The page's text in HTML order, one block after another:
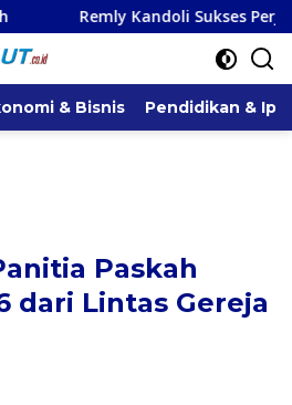
Sukses Perjuangkan Perbaikan
& Bisnis Pendidikan &
Paskah
dari Lintas Gereja